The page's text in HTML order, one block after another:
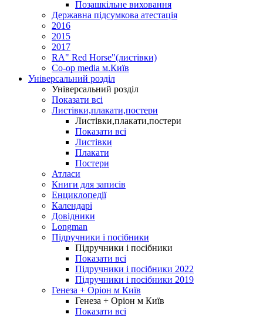
Позашкільне виховання
Державна підсумкова атестація
2016
2015
2017
RA" Red Horse"(листівки)
Co-op media м.Київ
Універсальний розділ
Універсальний розділ
Показати всі
Листівки,плакати,постери
Листівки,плакати,постери
Показати всі
Листівки
Плакати
Постери
Атласи
Книги для записів
Енциклопедії
Календарі
Довідники
Longman
Підручники і посібники
Підручники і посібники
Показати всі
Підручники і посібники 2022
Підручники і посібники 2019
Генеза + Оріон м Київ
Генеза + Оріон м Київ
Показати всі